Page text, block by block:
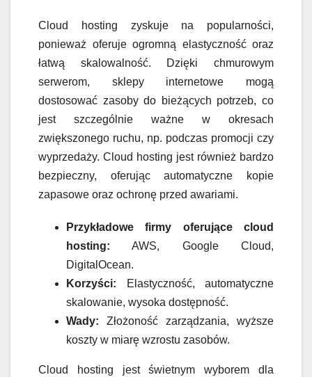
Cloud hosting zyskuje na popularności,
ponieważ oferuje ogromną elastyczność oraz
łatwą skalowalność. Dzięki chmurowym
serwerom, sklepy internetowe mogą
dostosować zasoby do bieżących potrzeb, co
jest szczególnie ważne w okresach
zwiększonego ruchu, np. podczas promocji czy
wyprzedaży. Cloud hosting jest również bardzo
bezpieczny, oferując automatyczne kopie
zapasowe oraz ochronę przed awariami.
Przykładowe firmy oferujące cloud
hosting: AWS, Google Cloud,
DigitalOcean.
Korzyści: Elastyczność, automatyczne
skalowanie, wysoka dostępność.
Wady: Złożoność zarządzania, wyższe
koszty w miarę wzrostu zasobów.
Cloud hosting jest świetnym wyborem dla